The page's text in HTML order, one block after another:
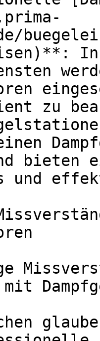
zu
bieten
und
mit